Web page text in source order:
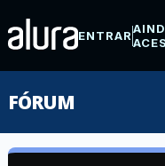
ENTRAR
FÓRUM